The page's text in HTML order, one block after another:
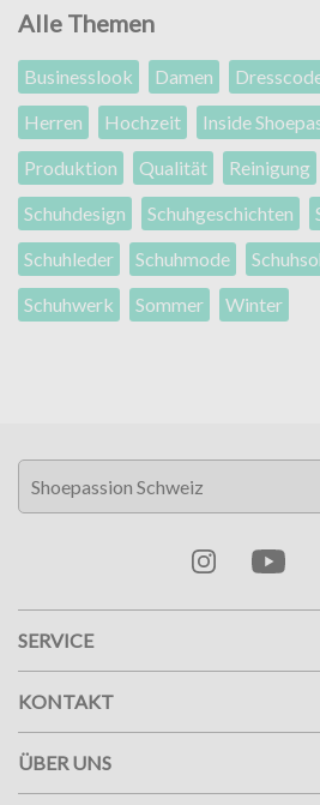
Alle Themen
Businesslook Damen
Herren
Hochzeit Inside
Produktion
Qualität Reinigung
Schuhdesign
Schuhgeschichten
Schuhleder
Schuhmode
Schuhwerk
Sommer Winter
SERVICE
KONTAKT
ÜBER UNS